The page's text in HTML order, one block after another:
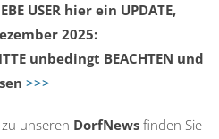
USER hier ein UPDATE,
2025:
unbedingt BEACHTEN und
>>>
unseren DorfNews finden Sie